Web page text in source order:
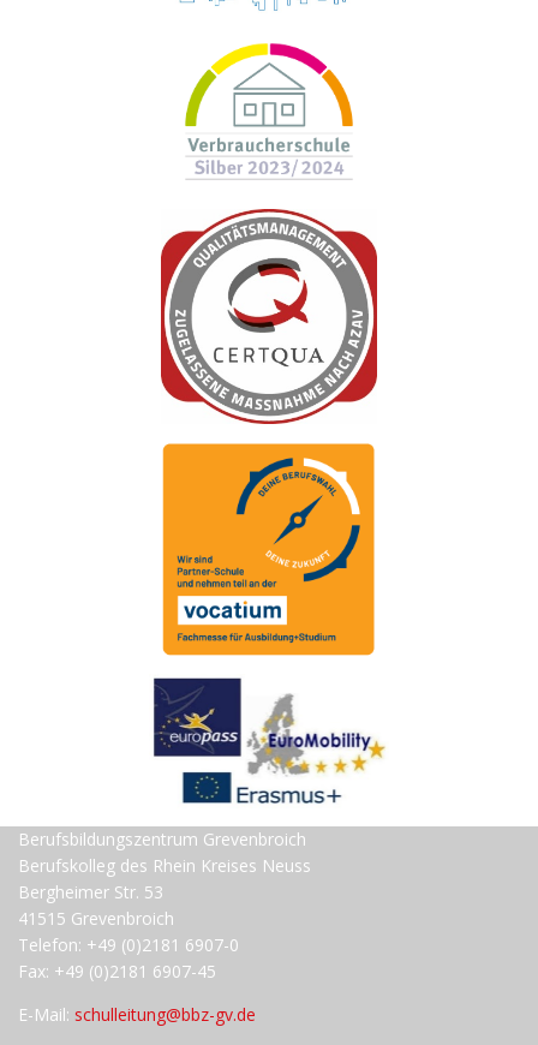
Berufsbildungszentrum Grevenbroich
Berufskolleg des Rhein Kreises Neuss
Bergheimer Str. 53
41515 Grevenbroich
Telefon: +49 (0)2181 6907-0
Fax: +49 (0)2181 6907-45
E-Mail: schulleitung@bbz-gv.de